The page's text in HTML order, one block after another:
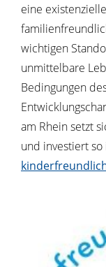
eine
wichtigen
unmittelbare
Bedingungen
am Rhein setzt
und investiert